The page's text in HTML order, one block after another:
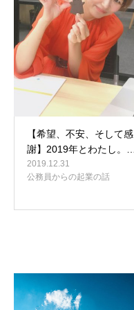
【希望、不安、そして感
謝】2019年とわたし。…
2019.12.31
公務員からの起業の話